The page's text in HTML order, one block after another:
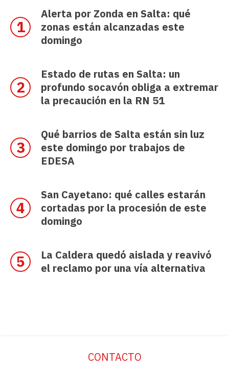
Alerta por Zonda en Salta: qué
zonas están alcanzadas este
domingo
Estado de rutas en Salta: un
profundo socavón obliga a extremar
la precaución en la RN 51
Qué barrios de Salta están sin luz
este domingo por trabajos de
EDESA
San Cayetano: qué calles estarán
cortadas por la procesión de este
domingo
La Caldera quedó aislada y reavivó
el reclamo por una vía alternativa
CONTACTO